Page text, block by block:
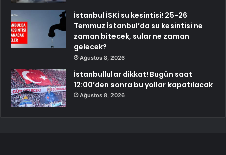
İstanbul İSKİ su kesintisi! 25-26
Temmuz İstanbul’da su kesintisi ne
zaman bitecek, sular ne zaman
gelecek?
Ağustos 8, 2026
İstanbullular dikkat! Bugün saat
12:00’den sonra bu yollar kapatılacak
Ağustos 8, 2026